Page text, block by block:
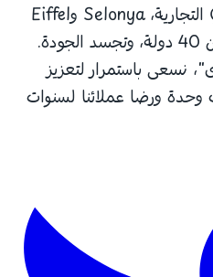
تتواجد علامات Çelik Tekstil التجارية، Selonya وEiffel
وPALAS وFrank، في أكثر من 40 دولة، وتجسد الجودة.
نسعى باستمرار لتعزيز
وحدة ورضا عملائنا لسنوات